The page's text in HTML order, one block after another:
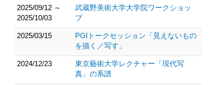
2025/09/12 ～
2025/10/03
武蔵野美術大学大学院ワークショッ
プ
2025/03/15
PGIトークセッション「見えないもの
を描く／写す」
2024/12/23
東京藝術大学レクチャー「現代写
真」の系譜